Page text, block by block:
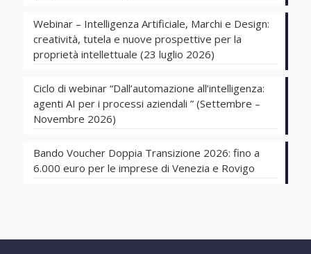
Webinar – Intelligenza Artificiale, Marchi e Design:
creatività, tutela e nuove prospettive per la
proprietà intellettuale (23 luglio 2026)
Ciclo di webinar “Dall’automazione all’intelligenza:
agenti AI per i processi aziendali ” (Settembre –
Novembre 2026)
Bando Voucher Doppia Transizione 2026: fino a
6.000 euro per le imprese di Venezia e Rovigo